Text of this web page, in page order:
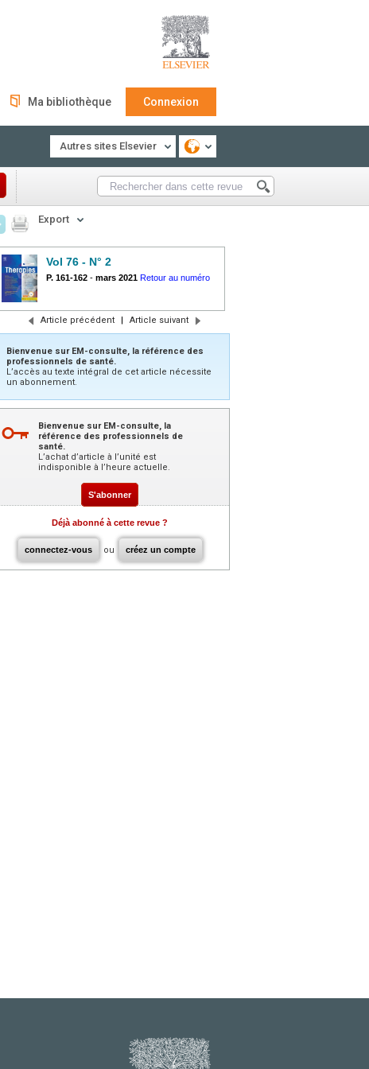
Ma bibliothèque Connexion
Autres sites Elsevier
Export
Vol 76 - N° 2
P. 161-162 - mars 2021 Retour au numéro
Article précédent | Article suivant
Bienvenue sur EM-consulte, la référence des
professionnels de santé.
L’accès au texte intégral de cet article nécessite
un abonnement.
Bienvenue sur EM-consulte, la
référence des professionnels de
santé.
L’achat d’article à l’unité est
indisponible à l’heure actuelle.
S'abonner
Déjà abonné à cette revue ?
connectez-vous ou créez un compte